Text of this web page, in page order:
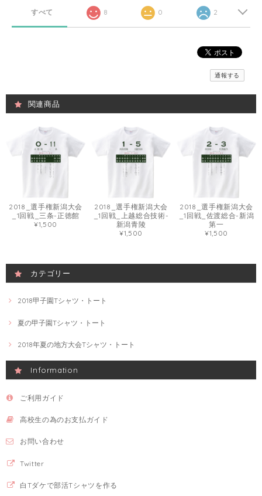
すべて 8 0 2
通報する
関連商品
2018_選手権新潟大会
_1回戦_三条-正徳館
¥1,500
2018_選手権新潟大会
_1回戦_上越総合技術-
新潟青陵
¥1,500
2018_選手権新潟大会
_1回戦_佐渡総合-新潟
第一
¥1,500
カテゴリー
2018甲子園Tシャツ・トート
夏の甲子園Tシャツ・トート
2018年夏の地方大会Tシャツ・トート
Information
ご利用ガイド
高校生の為のお支払ガイド
お問い合わせ
Twitter
白Tダケで部活Tシャツを作る